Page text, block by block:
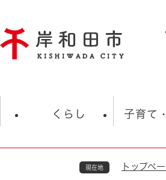
ジ
の
くらし 子育て
学校
現在地 トップペ